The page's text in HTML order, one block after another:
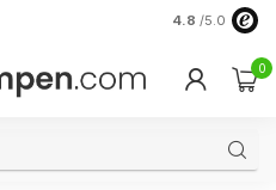
Verzending
4.8 /5.0
0